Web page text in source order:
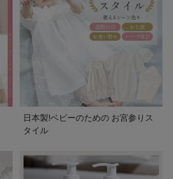
日本製!ベビーのための お宮参りス
タイル